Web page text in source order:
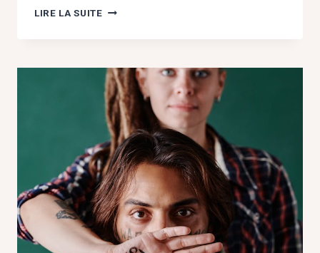
LIRE LA SUITELE
QUAND
LE
PLAISIR
RÉVÈLE
QUI
VOUS
ÊTES
VRAIMENT